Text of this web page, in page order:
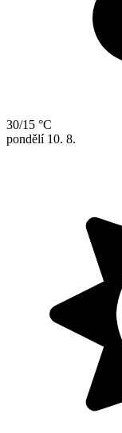
30/15 °C
pondělí 10. 8.